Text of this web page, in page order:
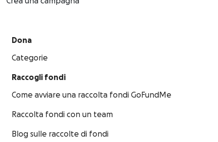
Dona
Categorie
Raccogli fondi
Come avviare una raccolta fondi GoFundMe
Raccolta fondi con un team
Blog sulle raccolte di fondi